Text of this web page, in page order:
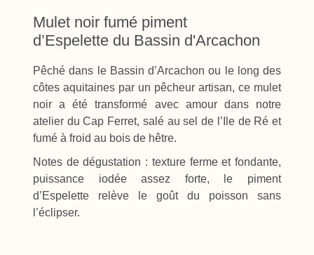
Mulet noir fumé piment
d’Espelette du Bassin d'Arcachon
Pêché dans le Bassin d’Arcachon ou le long des
côtes aquitaines par un pêcheur artisan, ce mulet
noir a été transformé avec amour dans notre
atelier du Cap Ferret, salé au sel de l’Ile de Ré et
fumé à froid au bois de hêtre.
Notes de dégustation : texture ferme et fondante,
puissance iodée assez forte, le piment
d’Espelette relève le goût du poisson sans
l’éclipser.